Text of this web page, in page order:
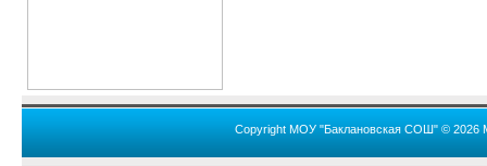
Copyright МОУ "Баклановская СОШ" © 2026